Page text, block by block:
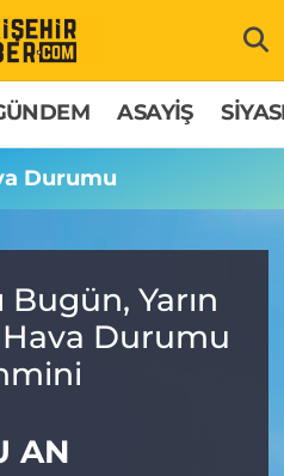
ASAYİŞ
Durumu
Yarın
Hava Durumu
AN
Yoğunluk Haritası
ve Fikstür